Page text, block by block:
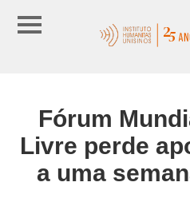
Fórum
Livre perde
a uma